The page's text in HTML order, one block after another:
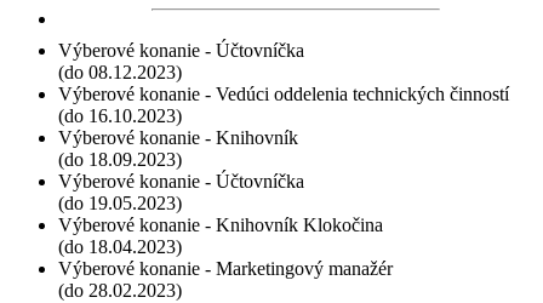
Výberové konanie - Účtovníčka
(do 08.12.2023)
Výberové konanie - Vedúci oddelenia technických činností
(do 16.10.2023)
Výberové konanie - Knihovník
(do 18.09.2023)
Výberové konanie - Účtovníčka
(do 19.05.2023)
Výberové konanie - Knihovník Klokočina
(do 18.04.2023)
Výberové konanie - Marketingový manažér
(do 28.02.2023)